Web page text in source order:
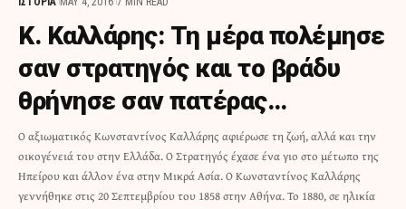
Κ. Καλλάρης: Τη μέρα πολέμησε
σαν στρατηγός και το βράδυ
θρήνησε σαν πατέρας…
Ο αξιωματικός Κωνσταντίνος Καλλάρης αφιέρωσε τη ζωή, αλλά και την
οικογένειά του στην Ελλάδα. Ο Στρατηγός έχασε ένα γιο στο μέτωπο της
Ηπείρου και άλλον ένα στην Μικρά Ασία. Ο Κωνσταντίνος Καλλάρης
γεννήθηκε στις 20 Σεπτεμβρίου του 1858 στην Αθήνα. Το 1880, σε ηλικία